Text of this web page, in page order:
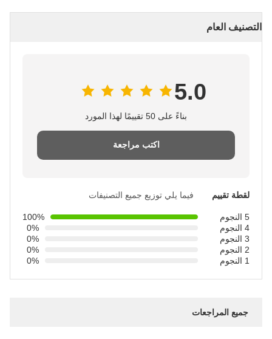
التصنيف العام
5.0
بناءً على 50 تقييمًا لهذا المورد
اكتب مراجعة
لقطة تقييم فيما يلي توزيع جميع التصنيفات
5 النجوم
100%
4 النجوم
0%
0%
0%
0%
جميع المراجعات